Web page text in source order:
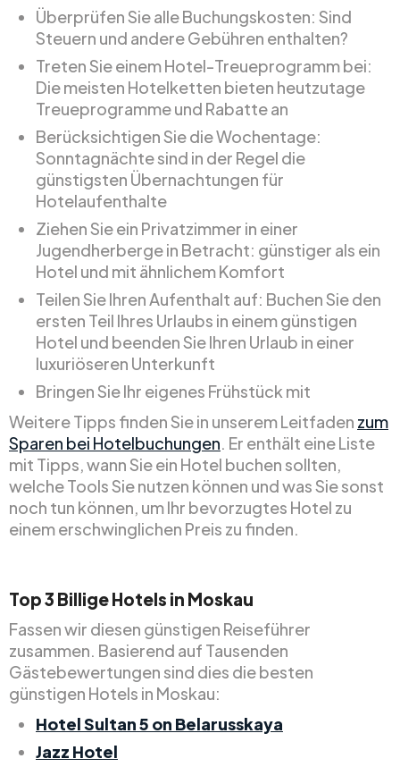
Überprüfen Sie alle Buchungskosten: Sind
Steuern und andere Gebühren enthalten?
Treten Sie einem Hotel-Treueprogramm bei:
Die meisten Hotelketten bieten heutzutage
Treueprogramme und Rabatte an
Berücksichtigen Sie die Wochentage:
Sonntagnächte sind in der Regel die
günstigsten Übernachtungen für
Hotelaufenthalte
Ziehen Sie ein Privatzimmer in einer
Jugendherberge in Betracht: günstiger als ein
Hotel und mit ähnlichem Komfort
Teilen Sie Ihren Aufenthalt auf: Buchen Sie den
ersten Teil Ihres Urlaubs in einem günstigen
Hotel und beenden Sie Ihren Urlaub in einer
luxuriöseren Unterkunft
Bringen Sie Ihr eigenes Frühstück mit
Weitere Tipps finden Sie in unserem Leitfaden zum
Sparen bei Hotelbuchungen. Er enthält eine Liste
mit Tipps, wann Sie ein Hotel buchen sollten,
welche Tools Sie nutzen können und was Sie sonst
noch tun können, um Ihr bevorzugtes Hotel zu
einem erschwinglichen Preis zu finden.
Top3 BilligeHotels in Moskau
Fassen wir diesen günstigen Reiseführer
zusammen. Basierend auf Tausenden
Gästebewertungen sind dies die besten
günstigen Hotels in Moskau:
Hotel Sultan 5 on Belarusskaya
Jazz Hotel